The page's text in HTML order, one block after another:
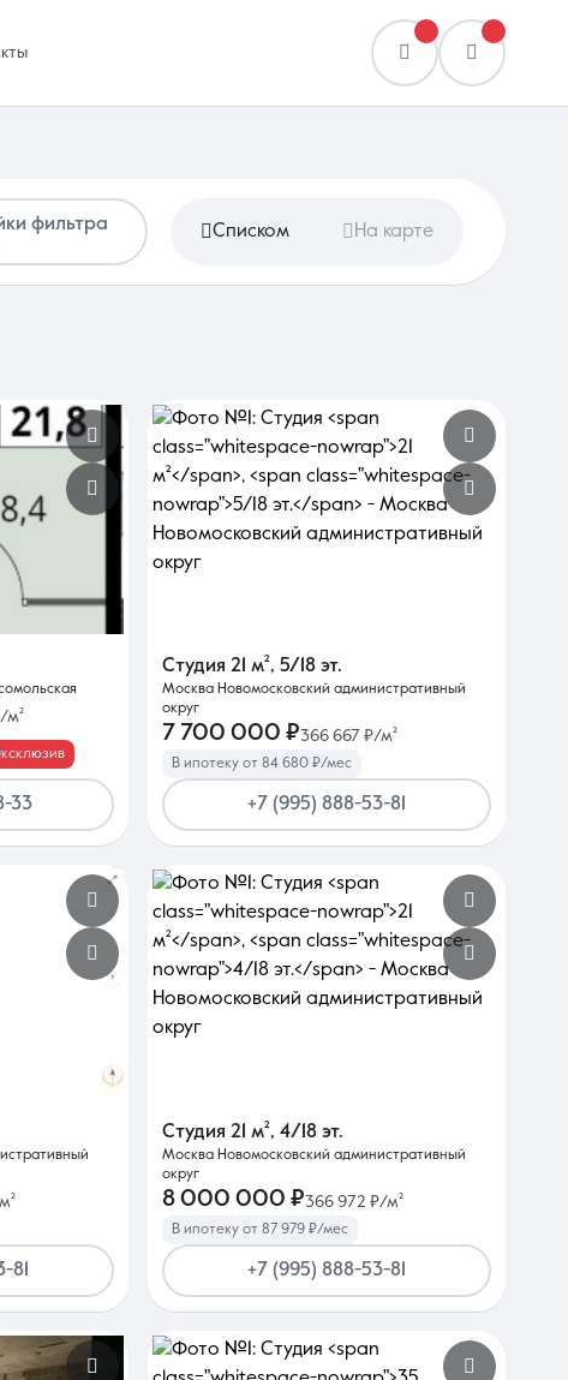
фильтра Списком На карте
м²
33
Студия 21 м², 5/18 эт.
Москва Новомосковский административный
округ
7 700 000 ₽366 667 ₽/м²
В ипотеку от 84 680 ₽/мес
+7 (995) 888-53-81
81
Студия 21 м², 4/18 эт.
Москва Новомосковский административный
округ
8 000 000 ₽366 972 ₽/м²
В ипотеку от 87 979 ₽/мес
+7 (995) 888-53-81